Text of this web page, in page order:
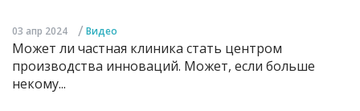
03 апр 2024 / Видео
Может ли частная клиника стать центром
производства инноваций. Может, если больше
некому...